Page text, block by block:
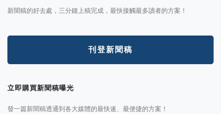
新聞稿的好去處，三分鐘上稿完成，最快接觸最多讀者的方案！
刊登新聞稿
立即購買新聞稿曝光
發一篇新聞稿透通到各大媒體的最快速、最便捷的方案！